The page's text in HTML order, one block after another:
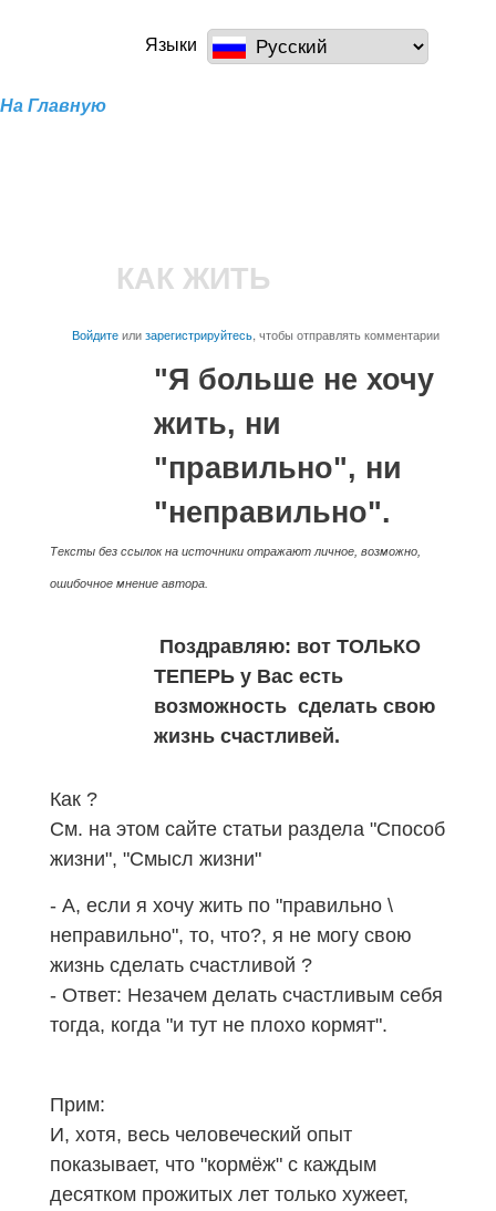
основному
содержанию
a100z.comЯзыки
На Главную
КАК ЖИТЬ
Войдитеилизарегистрируйтесь, чтобы отправлять комментарии
"Я больше не хочу
жить, ни
"правильно", ни
"неправильно".
Тексты без ссылок на источники отражают личное, возможно,
ошибочное мнение автора.
Поздравляю: вот ТОЛЬКО
ТЕПЕРЬ у Вас есть
возможность сделать свою
жизнь счастливей.
Как ?
См. на этом сайте статьи раздела "Способ
жизни", "Смысл жизни"
- А, если я хочу жить по "правильно \
неправильно", то, что?, я не могу свою
жизнь сделать счастливой ?
- Ответ: Незачем делать счастливым себя
тогда, когда "и тут не плохо кормят".
Прим:
И, хотя, весь человеческий опыт
показывает, что "кормёж" с каждым
десятком прожитых лет только хужеет,